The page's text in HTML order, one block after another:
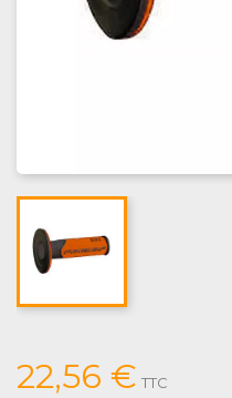
22,56 € TTC